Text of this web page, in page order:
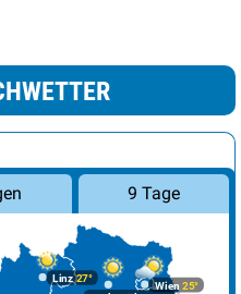
9 Tage
Linz27°
Wien 25°